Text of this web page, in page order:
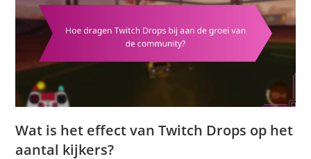
Wat is het effect van Twitch Drops op het
aantal kijkers?